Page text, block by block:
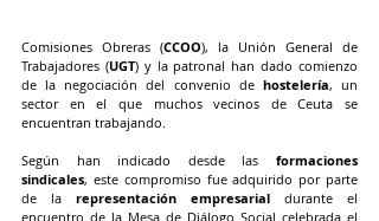
Comisiones Obreras (CCOO), la Unión General de
Trabajadores (UGT) y la patronal han dado comienzo
de la negociación del convenio de hostelería, un
sector en el que muchos vecinos de Ceuta se
encuentran trabajando.
Según han indicado desde las formaciones
sindicales, este compromiso fue adquirido por parte
de la representación empresarial durante el
encuentro de la Mesa de Diálogo Social celebrada el